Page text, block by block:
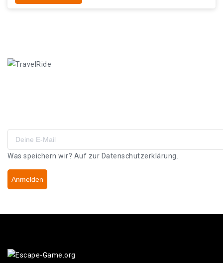
Was speichern wir? Auf zur Datenschutzerklärung.
Anmelden